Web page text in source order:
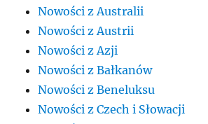
Nowości z Australii
Nowości z Austrii
Nowości z Azji
Nowości z Bałkanów
Nowości z Beneluksu
Nowości z Czech i Słowacji